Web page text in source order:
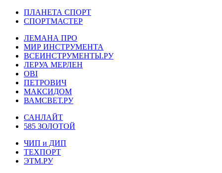
ПЛАНЕТА СПОРТ
СПОРТМАСТЕР
ЛЕМАНА ПРО
МИР ИНСТРУМЕНТА
ВСЕИНСТРУМЕНТЫ.РУ
ЛЕРУА МЕРЛЕН
OBI
ПЕТРОВИЧ
МАКСИДОМ
ВАМСВЕТ.РУ
САНЛАЙТ
585 ЗОЛОТОЙ
ЧИП и ДИП
ТЕХПОРТ
ЭТМ.РУ